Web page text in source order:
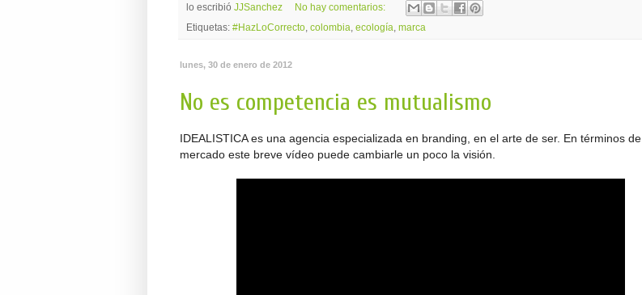
lo escribió JJSanchez
No hay comentarios:
Etiquetas: #HazLoCorrecto colombia ecología marca
lunes, 30 de enero de 2012
No es competencia es mutualismo
IDEALISTICA es una agencia especializada en branding, en el arte de ser. En términos de
mercado este breve vídeo puede cambiarle un poco la visión.